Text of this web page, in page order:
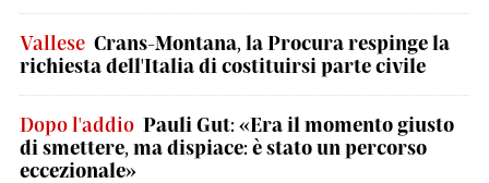
Vallese Crans-Montana, la Procura respinge la
richiesta dell'Italia di costituirsi parte civile
Dopo l'addio Pauli Gut: «Era il momento giusto
di smettere, ma dispiace: è stato un percorso
eccezionale»